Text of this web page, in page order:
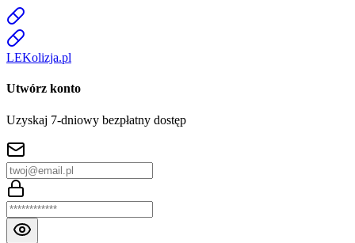
LEKolizja.pl
Utwórz konto
Uzyskaj 7-dniowy bezpłatny dostęp